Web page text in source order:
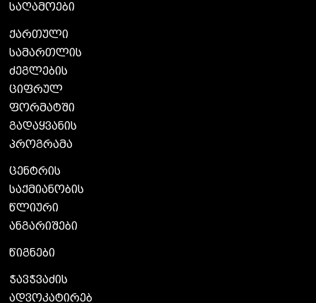
საღამოები
ქართული
სამართლის
ძეგლების
ციფრულ
ფორმატში
გადაყვანის
პროგრამა
ცენტრის
საქმიანობის
წლიური
ანგარიშები
წიგნები
ჭავჭვაძის
ადვოკატირებ